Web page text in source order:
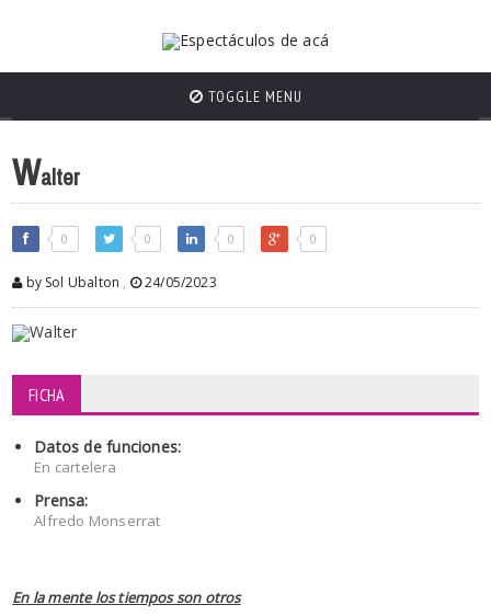
TOGGLE MENU
Walter
0 0 0 0
by Sol Ubalton , 24/05/2023
FICHA
Datos de funciones:
En cartelera
Prensa:
Alfredo Monserrat
En la mente los tiempos son otros